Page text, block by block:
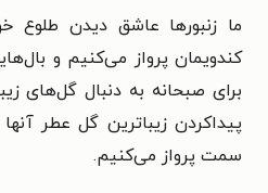
ما زنبورها عاشق دیدن طلوع
کندویمان پرواز می‌کنیم و
برای صبحانه به دنبال گل‌های
پیداکردن زیباترین گل عطر
سمت پرواز می‌کنیم.